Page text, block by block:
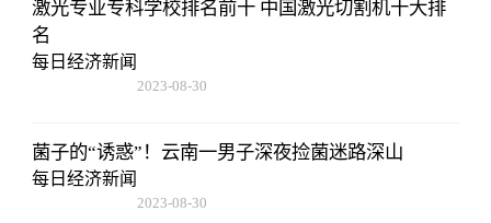
激光专业专科学校排名前十 中国激光切割机十大排
名
每日经济新闻
2023-08-30
菌子的“诱惑”！云南一男子深夜捡菌迷路深山
每日经济新闻
2023-08-30